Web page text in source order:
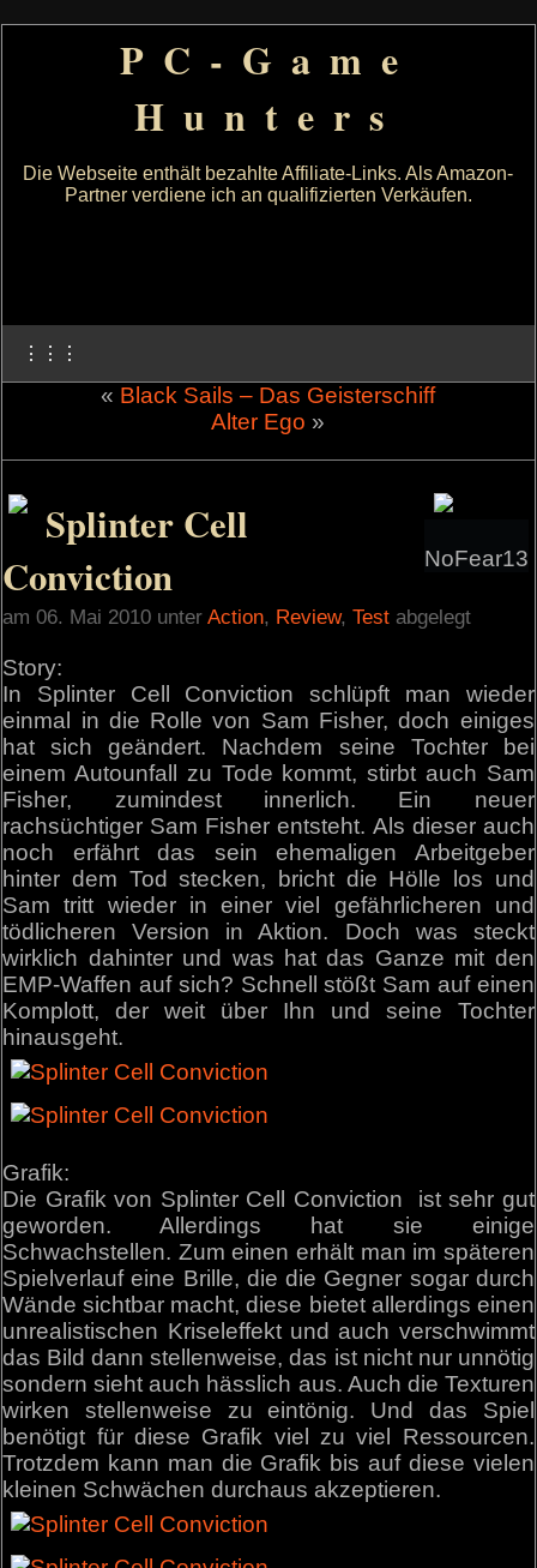
PC-Game
Hunters
Die Webseite enthält bezahlte Affiliate-Links. Als Amazon-
Partner verdiene ich an qualifizierten Verkäufen.
⋮⋮⋮
« Black Sails – Das Geisterschiff
Alter Ego »
NoFear13
Splinter Cell
Conviction
am 06. Mai 2010 unterAction, Review,Test abgelegt
Story:
In Splinter Cell Conviction schlüpft man wieder
einmal in die Rolle von Sam Fisher, doch einiges
hat sich geändert. Nachdem seine Tochter bei
einem Autounfall zu Tode kommt, stirbt auch Sam
Fisher, zumindest innerlich. Ein neuer
rachsüchtiger Sam Fisher entsteht. Als dieser auch
noch erfährt das sein ehemaligen Arbeitgeber
hinter dem Tod stecken, bricht die Hölle los und
Sam tritt wieder in einer viel gefährlicheren und
tödlicheren Version in Aktion. Doch was steckt
wirklich dahinter und was hat das Ganze mit den
EMP-Waffen auf sich? Schnell stößt Sam auf einen
Komplott, der weit über Ihn und seine Tochter
hinausgeht.
Grafik:
Die Grafik von Splinter Cell Conviction ist sehr gut
geworden. Allerdings hat sie einige
Schwachstellen. Zum einen erhält man im späteren
Spielverlauf eine Brille, die die Gegner sogar durch
Wände sichtbar macht, diese bietet allerdings einen
unrealistischen Kriseleffekt und auch verschwimmt
das Bild dann stellenweise, das ist nicht nur unnötig
sondern sieht auch hässlich aus. Auch die Texturen
wirken stellenweise zu eintönig. Und das Spiel
benötigt für diese Grafik viel zu viel Ressourcen.
Trotzdem kann man die Grafik bis auf diese vielen
kleinen Schwächen durchaus akzeptieren.